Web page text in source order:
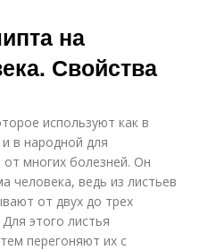
на
Свойства
используют как в
в народной для
многих болезней. Он
человека, ведь из листьев
от двух до трех
этого листья
перегоняют их с